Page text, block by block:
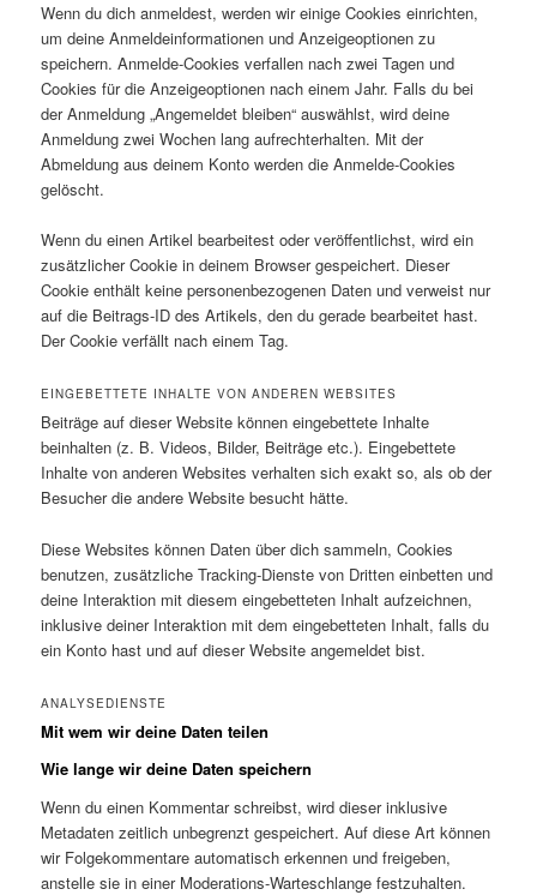
Wenn du dich anmeldest, werden wir einige Cookies einrichten,
um deine Anmeldeinformationen und Anzeigeoptionen zu
speichern. Anmelde-Cookies verfallen nach zwei Tagen und
Cookies für die Anzeigeoptionen nach einem Jahr. Falls du bei
der Anmeldung „Angemeldet bleiben“ auswählst, wird deine
Anmeldung zwei Wochen lang aufrechterhalten. Mit der
Abmeldung aus deinem Konto werden die Anmelde-Cookies
gelöscht.
Wenn du einen Artikel bearbeitest oder veröffentlichst, wird ein
zusätzlicher Cookie in deinem Browser gespeichert. Dieser
Cookie enthält keine personenbezogenen Daten und verweist nur
auf die Beitrags-ID des Artikels, den du gerade bearbeitet hast.
Der Cookie verfällt nach einem Tag.
EINGEBETTETE INHALTE VON ANDEREN WEBSITES
Beiträge auf dieser Website können eingebettete Inhalte
beinhalten (z. B. Videos, Bilder, Beiträge etc.). Eingebettete
Inhalte von anderen Websites verhalten sich exakt so, als ob der
Besucher die andere Website besucht hätte.
Diese Websites können Daten über dich sammeln, Cookies
benutzen, zusätzliche Tracking-Dienste von Dritten einbetten und
deine Interaktion mit diesem eingebetteten Inhalt aufzeichnen,
inklusive deiner Interaktion mit dem eingebetteten Inhalt, falls du
ein Konto hast und auf dieser Website angemeldet bist.
ANALYSEDIENSTE
Mit wem wir deine Daten teilen
Wie lange wir deine Daten speichern
Wenn du einen Kommentar schreibst, wird dieser inklusive
Metadaten zeitlich unbegrenzt gespeichert. Auf diese Art können
wir Folgekommentare automatisch erkennen und freigeben,
anstelle sie in einer Moderations-Warteschlange festzuhalten.